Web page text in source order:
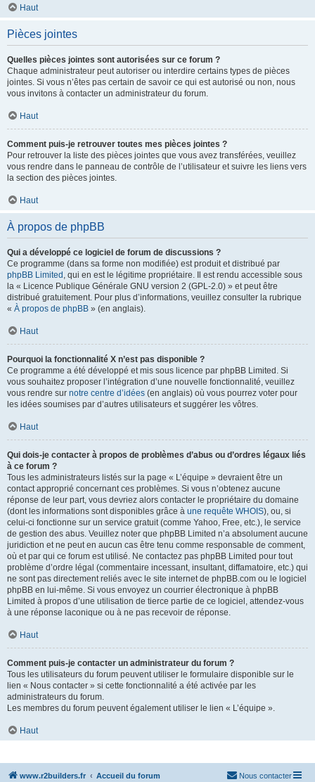
Haut
Pièces jointes
Quelles pièces jointes sont autorisées sur ce forum ?
Chaque administrateur peut autoriser ou interdire certains types de pièces
jointes. Si vous n’êtes pas certain de savoir ce qui est autorisé ou non, nous
vous invitons à contacter un administrateur du forum.
Haut
Comment puis-je retrouver toutes mes pièces jointes ?
Pour retrouver la liste des pièces jointes que vous avez transférées, veuillez
vous rendre dans le panneau de contrôle de l’utilisateur et suivre les liens vers
la section des pièces jointes.
Haut
À propos de phpBB
Qui a développé ce logiciel de forum de discussions ?
Ce programme (dans sa forme non modifiée) est produit et distribué par
phpBB Limited , qui en est le légitime propriétaire. Il est rendu accessible sous
la « Licence Publique Générale GNU version 2 (GPL-2.0) » et peut être
distribué gratuitement. Pour plus d’informations, veuillez consulter la rubrique
« À propos de phpBB » (en anglais).
Haut
Pourquoi la fonctionnalité X n’est pas disponible ?
Ce programme a été développé et mis sous licence par phpBB Limited. Si
vous souhaitez proposer l’intégration d’une nouvelle fonctionnalité, veuillez
vous rendre sur notre centre d’idées (en anglais) où vous pourrez voter pour
les idées soumises par d’autres utilisateurs et suggérer les vôtres.
Haut
Qui dois-je contacter à propos de problèmes d’abus ou d’ordres légaux liés
à ce forum ?
Tous les administrateurs listés sur la page « L’équipe » devraient être un
contact approprié concernant ces problèmes. Si vous n’obtenez aucune
réponse de leur part, vous devriez alors contacter le propriétaire du domaine
(dont les informations sont disponibles grâce à une requête WHOIS), ou, si
celui-ci fonctionne sur un service gratuit (comme Yahoo, Free, etc.), le service
de gestion des abus. Veuillez noter que phpBB Limited n’a absolument aucune
juridiction et ne peut en aucun cas être tenu comme responsable de comment,
où et par qui ce forum est utilisé. Ne contactez pas phpBB Limited pour tout
problème d’ordre légal (commentaire incessant, insultant, diffamatoire, etc.) qui
ne sont pas directement reliés avec le site internet de phpBB.com ou le logiciel
phpBB en lui-même. Si vous envoyez un courrier électronique à phpBB
Limited à propos d’une utilisation de tierce partie de ce logiciel, attendez-vous
à une réponse laconique ou à ne pas recevoir de réponse.
Haut
Comment puis-je contacter un administrateur du forum ?
Tous les utilisateurs du forum peuvent utiliser le formulaire disponible sur le
lien « Nous contacter » si cette fonctionnalité a été activée par les
administrateurs du forum.
Les membres du forum peuvent également utiliser le lien « L’équipe ».
Haut
www.r2builders.fr Accueil du forum Nous contacter